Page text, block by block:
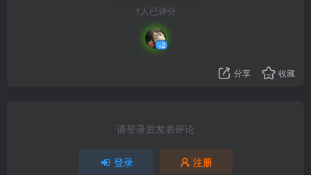
1人已评分
+2
分享 收藏
请登录后发表评论
登录 注册